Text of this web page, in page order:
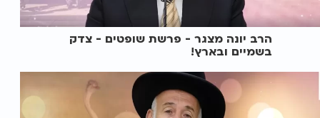
הרב יונה מצגר - פרשת שופטים - צדק
בשמיים ובארץ!